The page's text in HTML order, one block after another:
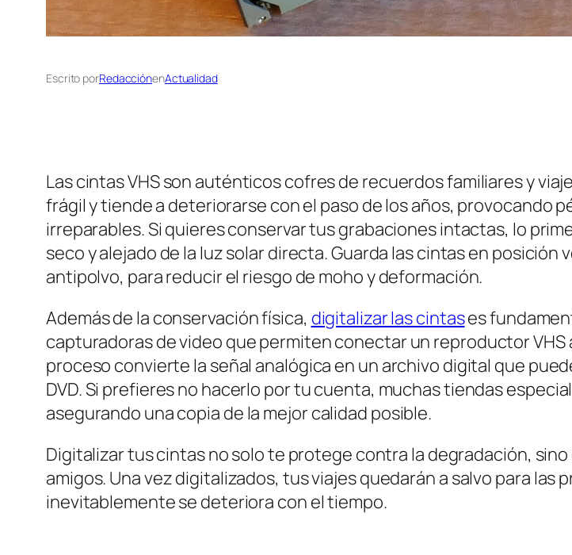
Escrito porRedacciónenActualidad
Las cintas VHS son auténticos cofres de recuerdos familiares y
frágil y tiende a deteriorarse con el paso de los años, provocando
irreparables. Si quieres conservar tus grabaciones intactas, lo
seco y alejado de la luz solar directa. Guarda las cintas en
antipolvo, para reducir el riesgo de moho y deformación.
Además de la conservación física, digitalizar las cintases
capturadoras de video que permiten conectar un reproductor VHS
proceso convierte la señal analógica en un archivo digital que
DVD. Si prefieres no hacerlo por tu cuenta, muchas tiendas
asegurando una copia de la mejor calidad posible.
Digitalizar tus cintas no solo te protege contra la degradación,
amigos. Una vez digitalizados, tus viajes quedarán a salvo para
inevitablemente se deteriora con el tiempo.